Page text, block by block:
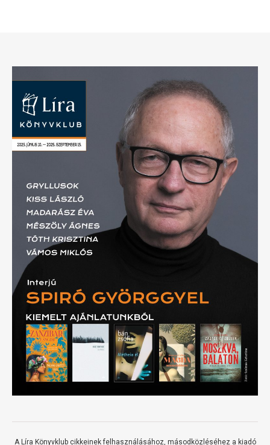
A Líra Könyvklub cikkeinek felhasználásához, másodközléséhez a kiadó